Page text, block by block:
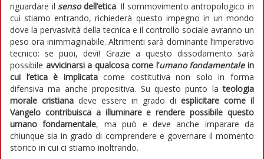
riguardare ilsensodell’etica. Il sommovimento antropologico in
cui stiamo entrando, richiederà questo impegno in un mondo
dove la pervasività della tecnica e il controllo sociale avranno un
peso ora inimmaginabile. Altrimenti sarà dominante l’imperativo
tecnico: se puoi, devi! Grazie a questo dissodamento sarà
possibile avvicinarsi a qualcosa come l’umano fondamentalein
cui l’etica è implicatacome costitutiva non solo in forma
difensiva ma anche propositiva. Su questo punto lateologia
morale cristiana deve essere in grado di esplicitare come il
Vangelo contribuisca a illuminare e rendere possibile questo
umano fondamentale, ma può e deve anche imparare da
chiunque sia in grado di comprendere e governare il momento
storico in cui ci stiamo inoltrando.